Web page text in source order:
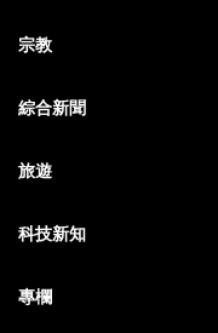
宗教
綜合新聞
旅遊
科技新知
專欄